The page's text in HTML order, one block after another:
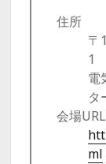
住所
〒
1
電
タ
会場URL
ml